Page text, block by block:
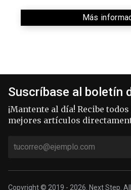
Más
Suscríbase al boletín
¡Mantente al día! Recibe
mejores artículos
Copyright © 2019 - 2026. Next Step.